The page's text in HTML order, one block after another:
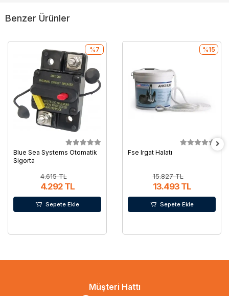
Benzer Ürünler
Blue Sea Systems Otomatik
Sigorta
4.615 TL
4.292 TL
%7
Sepete Ekle
Fse Irgat Halatı
15.827 TL
13.493 TL
%15
Sepete Ekle
Müşteri Hattı